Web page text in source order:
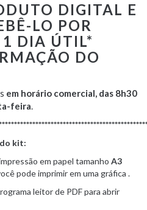
DIGITAL E
LO POR
DIA ÚTIL*
DO
em horário comercial, das 8h30
feira.
kit:
em papel tamanho A3
pode imprimir em uma gráfica .
leitor de PDF para abrir